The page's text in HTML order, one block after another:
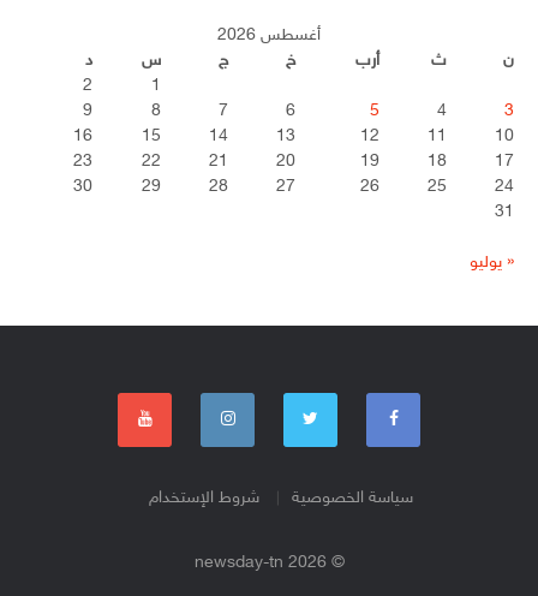
أغسطس 2026
ن
ث أرب خ ج س
د
1
2
3
4
5
6
7
8
9
10
11
12
13
14
15
16
17
18
19
20
21
22
23
24
25
26
27
28
29
30
31
« يوليو
سياسة الخصوصية شروط الإستخدام
© 2026 newsday-tn